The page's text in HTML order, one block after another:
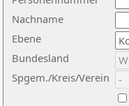
Nachname
Ebene
Bundesland
Spgem./Kreis/Verein